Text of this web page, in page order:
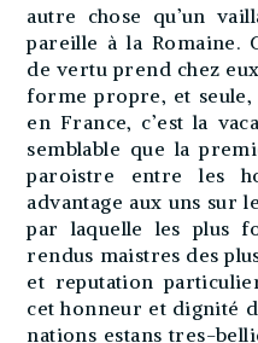
autre chose qu’un
pareille à la Romaine.
de vertu prend chez
forme propre, et seule,
en France, c’est la
semblable que la
paroistre entre les
advantage aux uns sur
par laquelle les plus
rendus maistres des
et reputation
cet honneur et dignité
nations estans tres-